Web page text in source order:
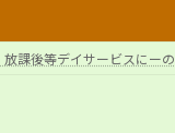
課後等デイサービスにーの